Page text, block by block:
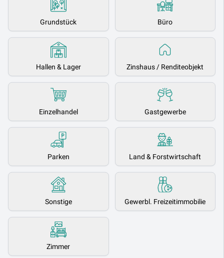
Grundstück Büro
Hallen & Lager Zinshaus / Renditeobjekt
Einzelhandel Gastgewerbe
Parken Land & Forstwirtschaft
Sonstige Gewerbl. Freizeitimmobilie
Zimmer